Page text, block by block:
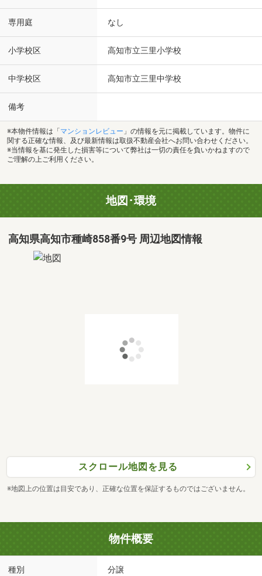
専用庭 なし
小学校区 高知市立三里小学校
中学校区 高知市立三里中学校
備考
※本物件情報は「 マンションレビュー 」の情報を元に掲載しています。物件に
関する正確な情報、及び最新情報は取扱不動産会社へお問い合わせください。
※当情報を基に発生した損害等について弊社は一切の責任を負いかねますので
ご理解の上ご利用ください。
地図･環境
高知県高知市種崎858番9号 周辺地図情報
スクロール地図を見る
※地図上の位置は目安であり、正確な位置を保証するものではございません。
物件概要
種別 分譲